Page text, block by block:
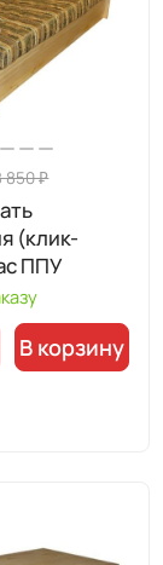
850 ₽
(клик-
ППУ
В корзину